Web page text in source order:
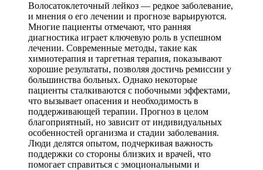
Волосатоклеточный лейкоз — редкое заболевание,
и мнения о его лечении и прогнозе варьируются.
Многие пациенты отмечают, что ранняя
диагностика играет ключевую роль в успешном
лечении. Современные методы, такие как
химиотерапия и таргетная терапия, показывают
хорошие результаты, позволяя достичь ремиссии у
большинства больных. Однако некоторые
пациенты сталкиваются с побочными эффектами,
что вызывает опасения и необходимость в
поддерживающей терапии. Прогноз в целом
благоприятный, но зависит от индивидуальных
особенностей организма и стадии заболевания.
Люди делятся опытом, подчеркивая важность
поддержки со стороны близких и врачей, что
помогает справиться с эмоциональными и